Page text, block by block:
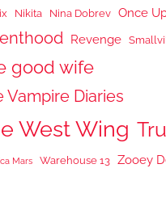
Nikita Nina Dobrev Once
Revenge
good wife
Vampire Diaries
West Wing
Mars Warehouse 13 Zooey